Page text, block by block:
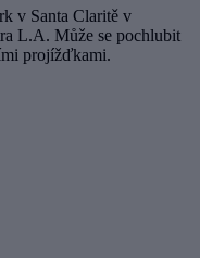
v Santa Claritě v
L.A. Může se pochlubit
projížďkami.